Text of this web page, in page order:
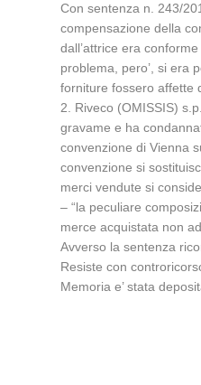
Con sentenza n. 243/
compensazione della
dall’attrice era
problema, pero’, si era
forniture fossero affette
2. Riveco (OMISSIS)
gravame e ha
convenzione di Vienna
convenzione si
merci vendute si
– “la peculiare
merce acquistata non
Avverso la sentenza
Resiste con
Memoria e’ stata